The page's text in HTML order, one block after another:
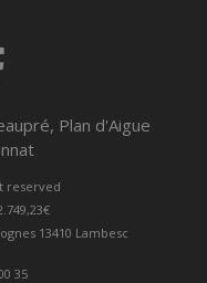
Plan d'Aigue
reserved
13410 Lambesc
35